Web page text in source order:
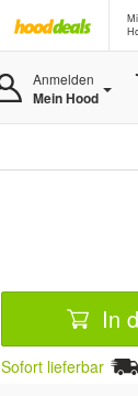
Anmelden
Mein Hood
In
Sofort lieferbar